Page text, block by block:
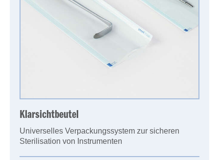
Klarsichtbeutel
Universelles Verpackungssystem zur sicheren
Sterilisation von Instrumenten